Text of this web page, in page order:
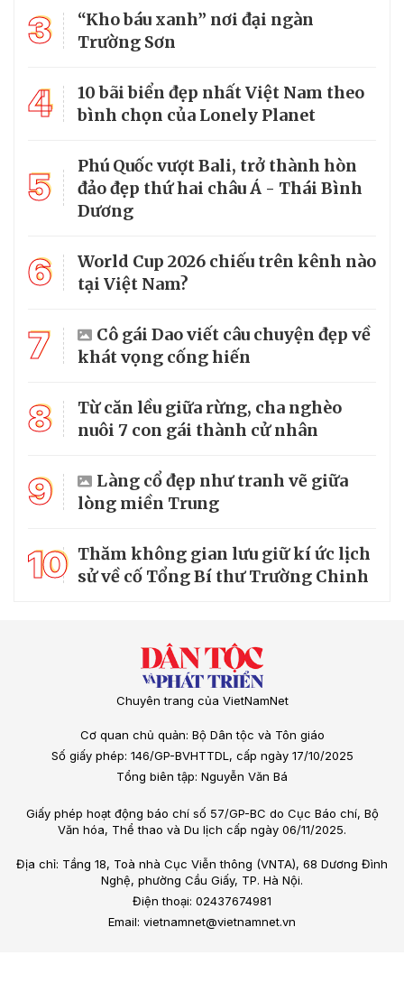
3
“Kho báu xanh” nơi đại ngàn
Trường Sơn
4
10 bãi biển đẹp nhất Việt Nam theo
bình chọn của Lonely Planet
5
Phú Quốc vượt Bali, trở thành hòn
đảo đẹp thứ hai châu Á - Thái Bình
Dương
6
World Cup 2026 chiếu trên kênh nào
tại Việt Nam?
7
Cô gái Dao viết câu chuyện đẹp về
khát vọng cống hiến
8
Từ căn lều giữa rừng, cha nghèo
nuôi 7 con gái thành cử nhân
9
Làng cổ đẹp như tranh vẽ giữa
lòng miền Trung
10 Thăm không gian lưu giữ kí ức lịch
sử về cố Tổng Bí thư Trường Chinh
Chuyên trang của VietNamNet
Cơ quan chủ quản: Bộ Dân tộc và Tôn giáo
Số giấy phép: 146/GP-BVHTTDL, cấp ngày 17/10/2025
Tổng biên tập: Nguyễn Văn Bá
Giấy phép hoạt động báo chí số 57/GP-BC do Cục Báo chí, Bộ
Văn hóa, Thể thao và Du lịch cấp ngày 06/11/2025.
Địa chỉ: Tầng 18, Toà nhà Cục Viễn thông (VNTA), 68 Dương Đình
Nghệ, phường Cầu Giấy, TP. Hà Nội.
Điện thoại: 02437674981
Email: vietnamnet@vietnamnet.vn